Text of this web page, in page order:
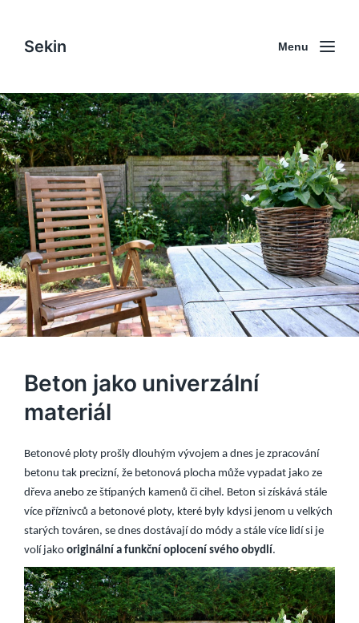
Sekin Menu
Beton jako univerzální
materiál
Betonové ploty prošly dlouhým vývojem a dnes je zpracování
betonu tak precizní, že betonová plocha může vypadat jako ze
dřeva anebo ze štípaných kamenů či cihel. Beton si získává stále
více příznivců a betonové ploty, které byly kdysi jenom u velkých
starých továren, se dnes dostávají do módy a stále více lidí si je
volí jako originální a funkční oplocení svého obydlí.